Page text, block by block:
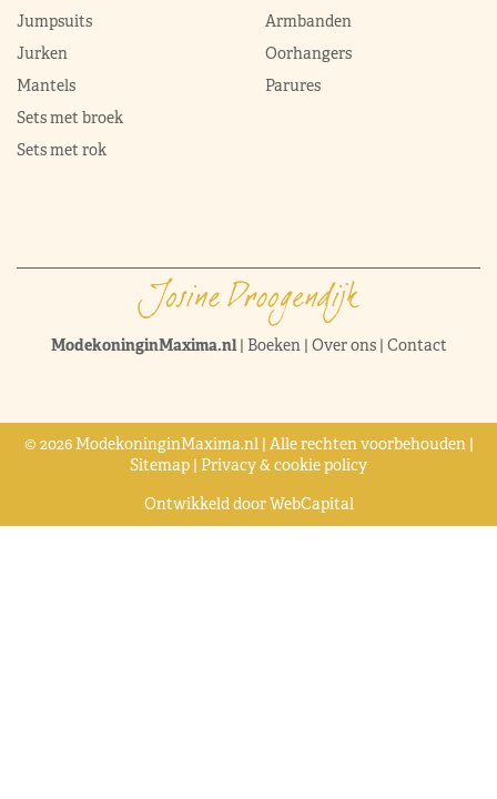
Jumpsuits
Jurken
Mantels
Sets met broek
Sets met rok
Armbanden
Oorhangers
Parures
ModekoninginMaxima.nl| Boeken| Over ons| Contact
© 2026 ModekoninginMaxima.nl | Alle rechten voorbehouden |
Sitemap | Privacy & cookie policy
Ontwikkeld doorWebCapital